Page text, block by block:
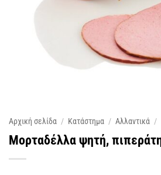
Αρχική σελίδα / Κατάστημα / Αλλαντικά /
Μορταδέλλα ψητή,